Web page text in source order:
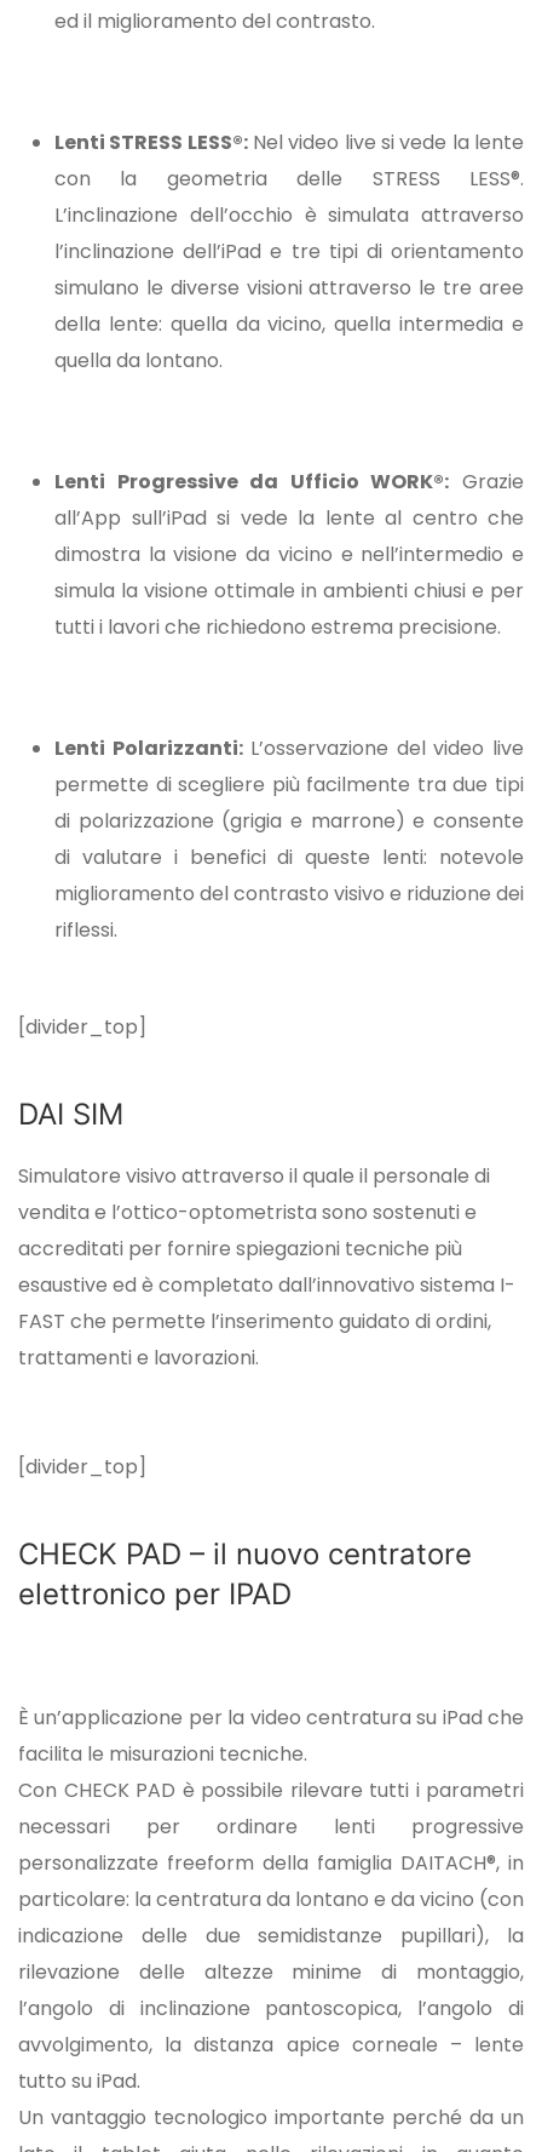
ed il miglioramento del contrasto.
Lenti STRESS LESS®:Nel video live si vede la lente
con la geometria delle STRESS LESS®.
L’inclinazione dell’occhio è simulata attraverso
l’inclinazione dell’iPad e tre tipi di orientamento
simulano le diverse visioni attraverso le tre aree
della lente: quella da vicino, quella intermedia e
quella da lontano.
Lenti Progressive da Ufficio WORK®: Grazie
all’App sull’iPad si vede la lente al centro che
dimostra la visione da vicino e nell’intermedio e
simula la visione ottimale in ambienti chiusi e per
tutti i lavori che richiedono estrema precisione.
Lenti Polarizzanti:L’osservazione del video live
permette di scegliere più facilmente tra due tipi
di polarizzazione (grigia e marrone) e consente
di valutare i benefici di queste lenti: notevole
miglioramento del contrasto visivo e riduzione dei
riflessi.
[divider_top]
DAI SIM
Simulatore visivo attraverso il quale il personale di
vendita e l’ottico-optometrista sono sostenuti e
accreditati per fornire spiegazioni tecniche più
esaustive ed è completato dall’innovativo sistema I-
FAST che permette l’inserimento guidato di ordini,
trattamenti e lavorazioni.
[divider_top]
CHECK PAD – il nuovo centratore
elettronico per IPAD
È un’applicazione per la video centratura su iPad che
facilita le misurazioni tecniche.
Con CHECK PAD è possibile rilevare tutti i parametri
necessari per ordinare lenti progressive
personalizzate freeform della famiglia DAITACH®, in
particolare: la centratura da lontano e da vicino (con
indicazione delle due semidistanze pupillari), la
rilevazione delle altezze minime di montaggio,
l’angolo di inclinazione pantoscopica, l’angolo di
avvolgimento, la distanza apice corneale – lente
tutto su iPad.
Un vantaggio tecnologico importante perché da un